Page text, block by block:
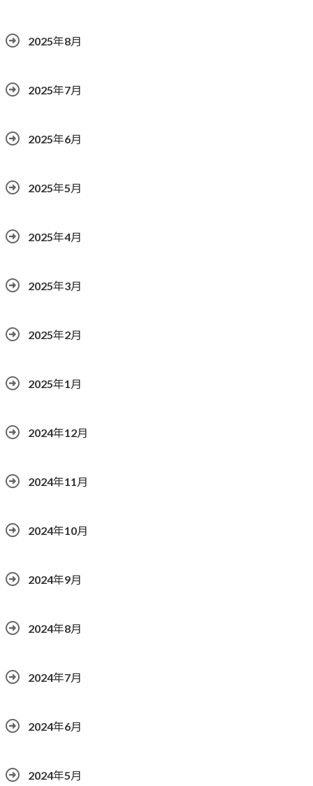
2025年8月
2025年7月
2025年6月
2025年5月
2025年4月
2025年3月
2025年2月
2025年1月
2024年12月
2024年11月
2024年10月
2024年9月
2024年8月
2024年7月
2024年6月
2024年5月